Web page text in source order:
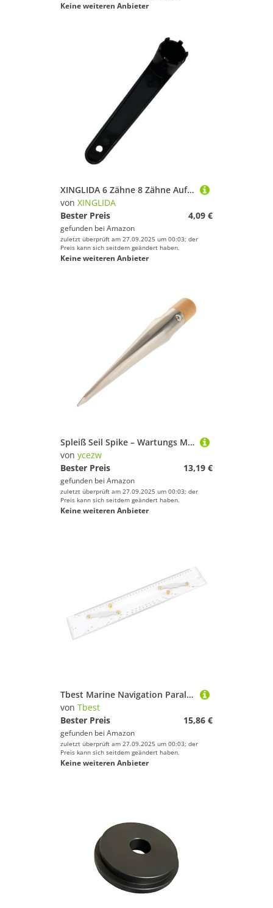
Keine weiteren Anbieter
XINGLIDA 6 Zähne 8 Zähne Aufblasbare Boote Luftventile Schraubenschlüsselpaddel Kajak Werkzeug Kajak Aufblasbare Ventile Schraubenschlüssel
von XINGLIDA
Bester Preis
4,09 €
gefunden bei Amazon
zuletzt überprüft am 27.09.2025 um 00:03; der
Preis kann sich seitdem geändert haben.
Keine weiteren Anbieter
Spleiß Seil Spike – Wartungs Marine Werkzeug, Hardware Zubehör | Seil Spleiß Nagel Für Boote, Yachten, Segeln, Docking, Marine Rigging Ausrüstung
von ycezw
Bester Preis
13,19 €
gefunden bei Amazon
zuletzt überprüft am 27.09.2025 um 00:03; der
Preis kann sich seitdem geändert haben.
Keine weiteren Anbieter
Tbest Marine Navigation Parallel Herrscher Hoher Transparenz Acryl Nautische Seediagramm -Diagramm -Plott -Werkzeug Langlebig für Boote Schiffe Yachts 450 Mm
von Tbest
Bester Preis
15,86 €
gefunden bei Amazon
zuletzt überprüft am 27.09.2025 um 00:03; der
Preis kann sich seitdem geändert haben.
Keine weiteren Anbieter